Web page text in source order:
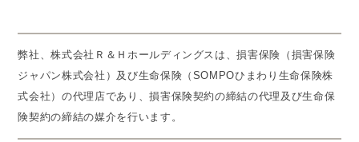
弊社、株式会社Ｒ＆Ｈホールディングスは、損害保険（損害保険
ジャパン株式会社）及び生命保険（SOMPOひまわり生命保険株
式会社）の代理店であり、損害保険契約の締結の代理及び生命保
険契約の締結の媒介を行います。